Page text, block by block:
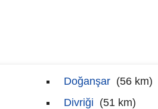
Doğanşar (56 km)
Divriği (51 km)